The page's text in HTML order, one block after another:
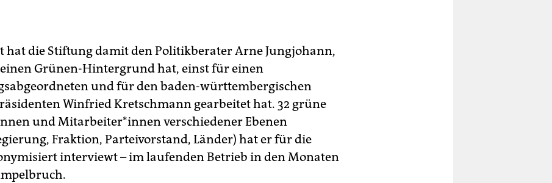
hat die Stiftung damit den Politikberater Arne Jungjohann,
Grünen-Hintergrund hat, einst für einen
und für den baden-württembergischen
Winfried Kretschmann gearbeitet hat. 32 grüne
und Mit­ar­bei­te­r*in­nen verschiedener Ebenen
Fraktion, Parteivorstand, Länder) hat er für die
interviewt – im laufenden Betrieb in den Monaten